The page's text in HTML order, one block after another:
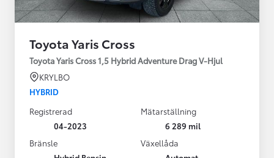
Toyota Yaris Cross
Toyota Yaris Cross 1,5 Hybrid Adventure Drag V-Hjul
KRYLBO
HYBRID
Registrerad
04-2023
Mätarställning
6 289 mil
Bränsle
Växellåda